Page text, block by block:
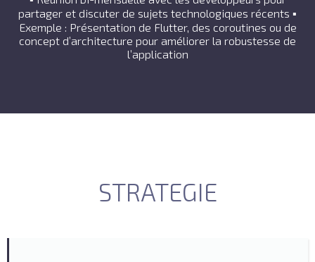
partager et discuter de sujets technologiques récents ▪
Exemple : Présentation de Flutter, des coroutines ou de
concept d’architecture pour améliorer la robustesse de
l’application
STRATEGIE